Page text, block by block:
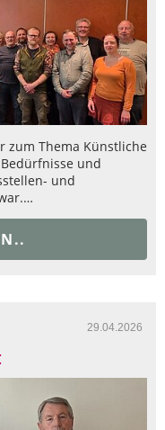
zum Thema Künstliche
und
und
29.04.2026